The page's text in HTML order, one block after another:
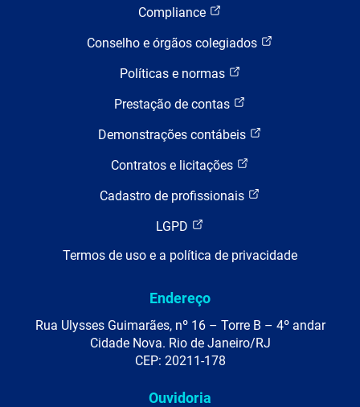
Compliance
Conselho e órgãos colegiados
Políticas e normas
Prestação de contas
Demonstrações contábeis
Contratos e licitações
Cadastro de profissionais
LGPD
Termos de uso e a política de privacidade
Endereço
Rua Ulysses Guimarães, nº 16 – Torre B – 4º andar
Cidade Nova. Rio de Janeiro/RJ
CEP: 20211-178
Ouvidoria